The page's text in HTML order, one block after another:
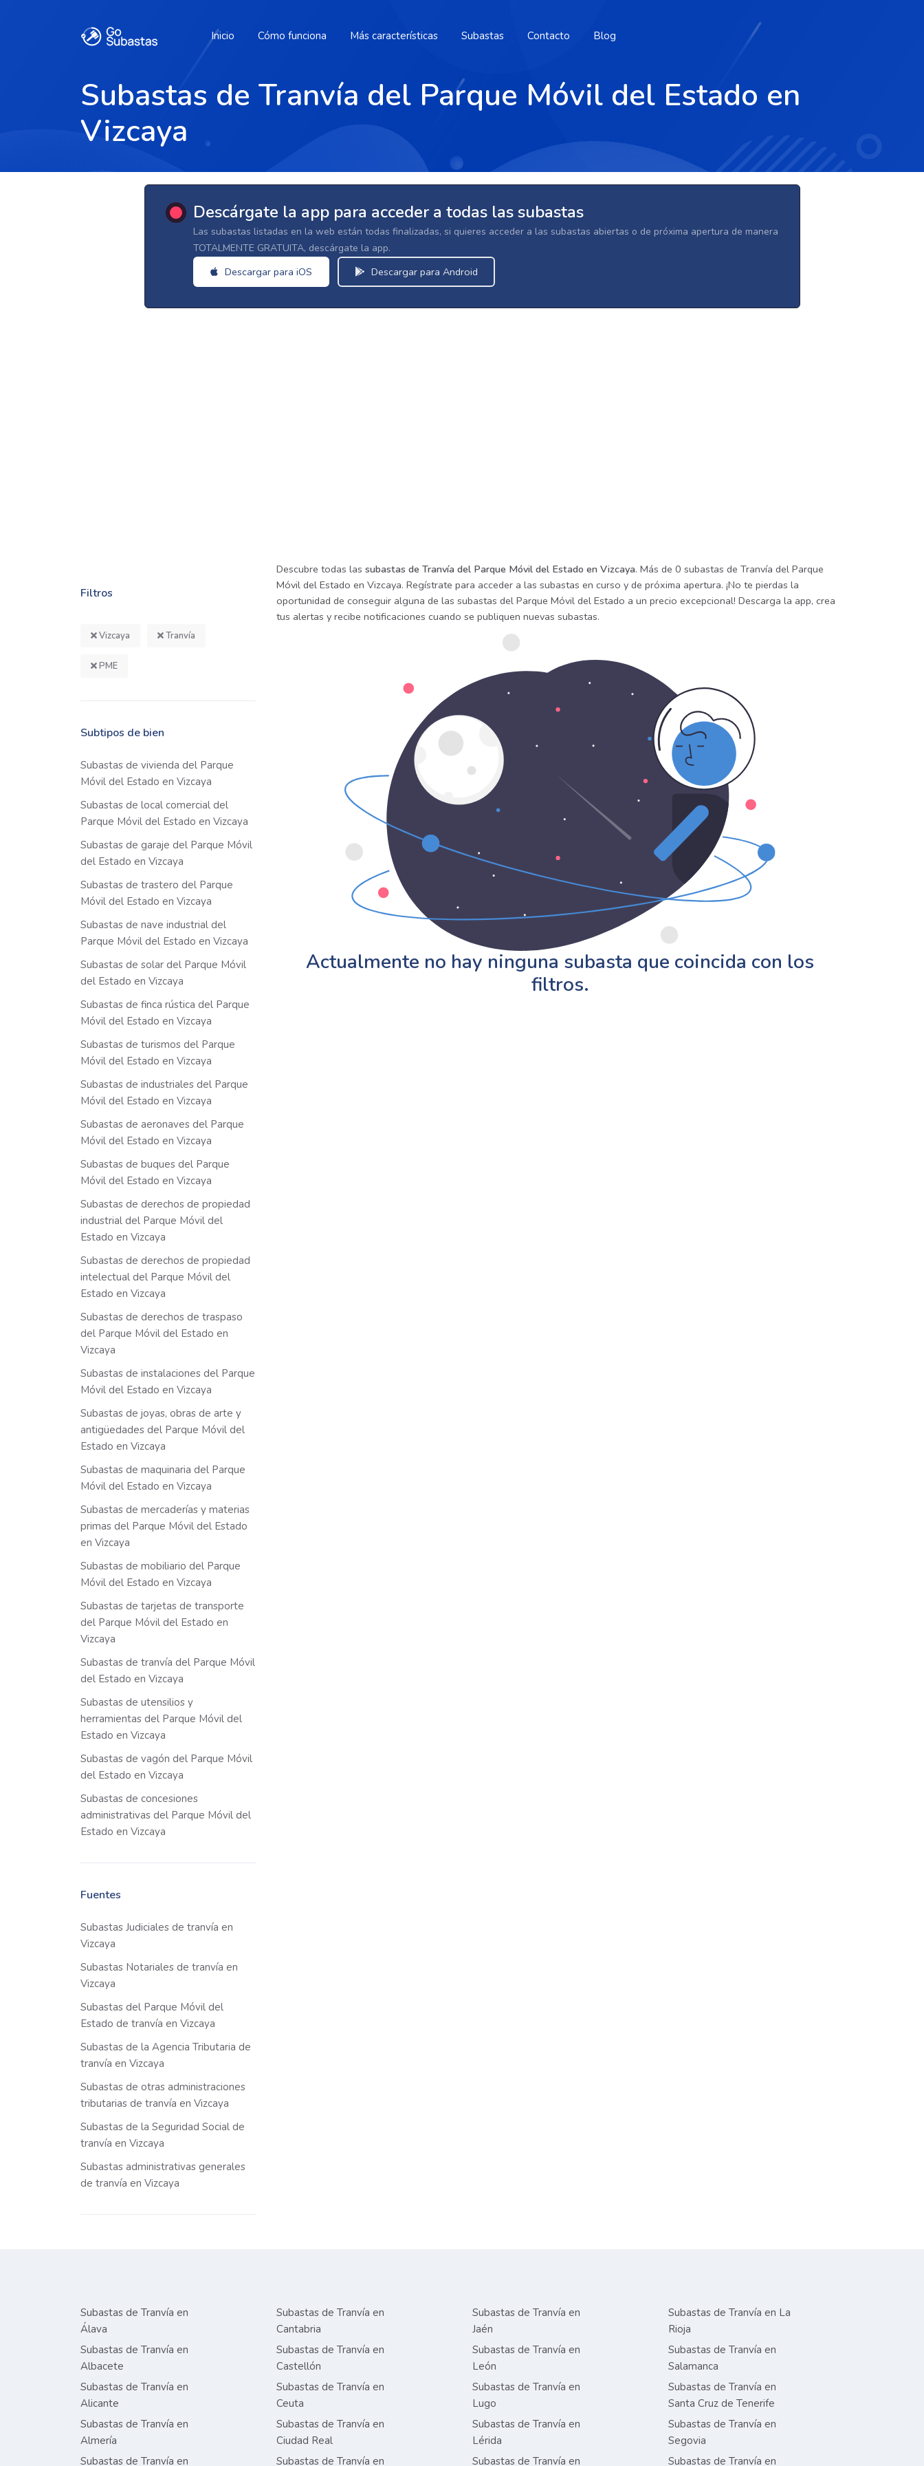
Inicio Cómo funciona Más características Subastas Contacto Blog
Subastas de Tranvía del Parque Móvil del Estado en
Vizcaya
Descárgate la app para acceder a todas las subastas
Las subastas listadas en la web están todas finalizadas, si quieres acceder a las subastas abiertas o de próxima apertura de manera
TOTALMENTE GRATUITA, descárgate la app.
Descargar para iOS Descargar para Android
Filtros
Vizcaya Tranvía
PME
Subtipos de bien
Subastas de vivienda del Parque
Móvil del Estado en Vizcaya
Subastas de local comercial del
Parque Móvil del Estado en Vizcaya
Subastas de garaje del Parque Móvil
del Estado en Vizcaya
Subastas de trastero del Parque
Móvil del Estado en Vizcaya
Subastas de nave industrial del
Parque Móvil del Estado en Vizcaya
Subastas de solar del Parque Móvil
del Estado en Vizcaya
Subastas de finca rústica del Parque
Móvil del Estado en Vizcaya
Subastas de turismos del Parque
Móvil del Estado en Vizcaya
Subastas de industriales del Parque
Móvil del Estado en Vizcaya
Subastas de aeronaves del Parque
Móvil del Estado en Vizcaya
Subastas de buques del Parque
Móvil del Estado en Vizcaya
Subastas de derechos de propiedad
industrial del Parque Móvil del
Estado en Vizcaya
Subastas de derechos de propiedad
intelectual del Parque Móvil del
Estado en Vizcaya
Subastas de derechos de traspaso
del Parque Móvil del Estado en
Vizcaya
Subastas de instalaciones del Parque
Móvil del Estado en Vizcaya
Subastas de joyas, obras de arte y
antigüedades del Parque Móvil del
Estado en Vizcaya
Subastas de maquinaria del Parque
Móvil del Estado en Vizcaya
Subastas de mercaderías y materias
primas del Parque Móvil del Estado
en Vizcaya
Subastas de mobiliario del Parque
Móvil del Estado en Vizcaya
Subastas de tarjetas de transporte
del Parque Móvil del Estado en
Vizcaya
Subastas de tranvía del Parque Móvil
del Estado en Vizcaya
Subastas de utensilios y
herramientas del Parque Móvil del
Estado en Vizcaya
Subastas de vagón del Parque Móvil
del Estado en Vizcaya
Subastas de concesiones
administrativas del Parque Móvil del
Estado en Vizcaya
Fuentes
Subastas Judiciales de tranvía en
Vizcaya
Subastas Notariales de tranvía en
Vizcaya
Subastas del Parque Móvil del
Estado de tranvía en Vizcaya
Subastas de la Agencia Tributaria de
tranvía en Vizcaya
Subastas de otras administraciones
tributarias de tranvía en Vizcaya
Subastas de la Seguridad Social de
tranvía en Vizcaya
Subastas administrativas generales
de tranvía en Vizcaya
Descubre todas las subastas de Tranvía del Parque Móvil del Estado en Vizcaya. Más de 0 subastas de Tranvía del Parque
Móvil del Estado en Vizcaya. Regístrate para acceder a las subastas en curso y de próxima apertura. ¡No te pierdas la
oportunidad de conseguir alguna de las subastas del Parque Móvil del Estado a un precio excepcional! Descarga la app, crea
tus alertas y recibe notificaciones cuando se publiquen nuevas subastas.
Actualmente no hay ninguna subasta que coincida con los
filtros.
Subastas de Tranvía en
Álava
Subastas de Tranvía en
Albacete
Subastas de Tranvía en
Alicante
Subastas de Tranvía en
Almería
Subastas de Tranvía en
Subastas de Tranvía en
Cantabria
Subastas de Tranvía en
Castellón
Subastas de Tranvía en
Ceuta
Subastas de Tranvía en
Ciudad Real
Subastas de Tranvía en
Subastas de Tranvía en
Jaén
Subastas de Tranvía en
León
Subastas de Tranvía en
Lugo
Subastas de Tranvía en
Lérida
Subastas de Tranvía en
Subastas de Tranvía en La
Rioja
Subastas de Tranvía en
Salamanca
Subastas de Tranvía en
Santa Cruz de Tenerife
Subastas de Tranvía en
Segovia
Subastas de Tranvía en